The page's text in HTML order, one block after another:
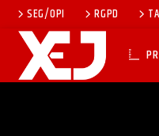
SEG/OPI RGPD